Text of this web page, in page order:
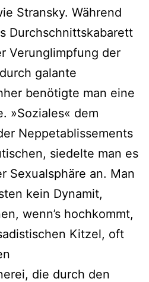
Stransky. Während
Durchschnittskabarett
Verunglimpfung der
galante
benötigte man eine
»Soziales« dem
Neppetablissements
siedelte man es
Sexualsphäre an. Man
kein Dynamit,
wenn’s hochkommt,
Kitzel, oft
die durch den